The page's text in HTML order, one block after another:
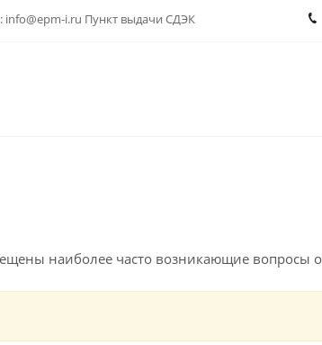
info@epm-i.ru Пункт выдачи СДЭК
наиболее часто возникающие вопросы